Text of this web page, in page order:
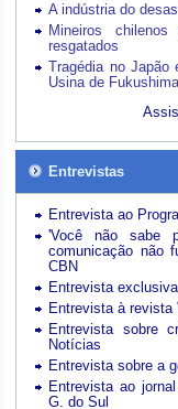
A indústria do
Mineiros
resgatados
Tragédia no Japão
Usina de
Entrevistas
Entrevista ao
'Você não sabe
comunicação não
CBN
Entrevista
Entrevista à revista
Entrevista sobre
Notícias
Entrevista sobre a
Entrevista ao
G. do Sul